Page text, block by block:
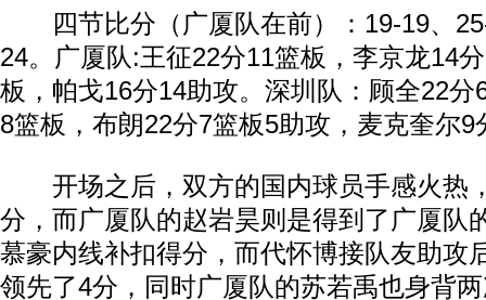
四节比分（广厦队在前）：19-19、
24。广厦队:王征22分11篮板，李京龙14
板，帕戈16分14助攻。深圳队：顾全22分
8篮板，布朗22分7篮板5助攻，麦克奎尔9
开场之后，双方的国内球员手感火热
分，而广厦队的赵岩昊则是得到了广厦队
慕豪内线补扣得分，而代怀博接队友助攻
领先了4分，同时广厦队的苏若禹也身背